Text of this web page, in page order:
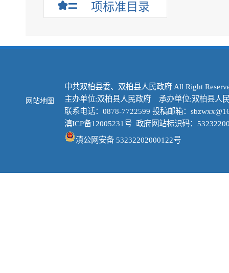
项标准目录
网站地图
中共双柏县委、双柏县人民政府 All Right
主办单位:双柏县人民政府 承办单位:双柏县人
联系电话：0878-7722599 投稿邮箱：
滇ICP备12005231号 政府网站标识码：
滇公网安备 53232202000122号